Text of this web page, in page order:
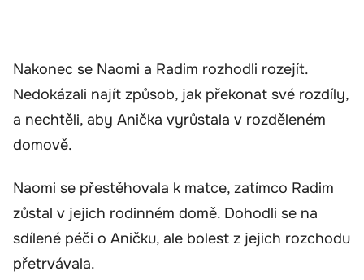
Nakonec se Naomi a Radim rozhodli rozejít.
Nedokázali najít způsob, jak překonat své rozdíly,
a nechtěli, aby Anička vyrůstala v rozděleném
domově.
Naomi se přestěhovala k matce, zatímco Radim
zůstal v jejich rodinném domě. Dohodli se na
sdílené péči o Aničku, ale bolest z jejich rozchodu
přetrvávala.